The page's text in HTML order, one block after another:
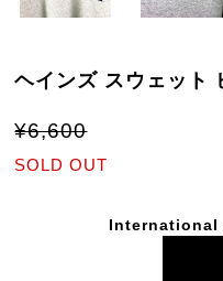
ヘインズ スウェット
¥6,600
SOLD OUT